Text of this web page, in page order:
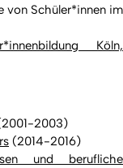
von Schüler*innen im
Köln,
2003)
(2014-2016)
und berufliche